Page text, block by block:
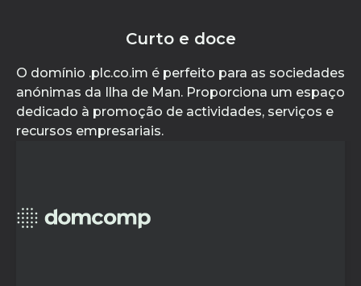
Curto e doce
O domínio .plc.co.im é perfeito para as sociedades
anónimas da Ilha de Man. Proporciona um espaço
dedicado à promoção de actividades, serviços e
recursos empresariais.